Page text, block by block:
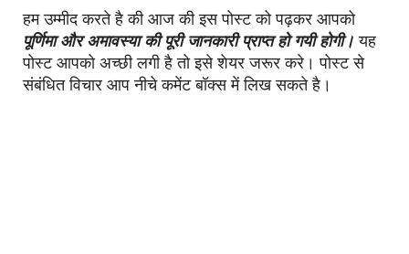
हम उम्मीद करते है की आज की इस पोस्ट को पढ़कर आपको
पूर्णिमा और अमावस्या की पूरी जानकारी प्राप्त हो गयी होगी। यह
पोस्ट आपको अच्छी लगी है तो इसे शेयर जरूर करे। पोस्ट से
संबंधित विचार आप नीचे कमेंट बॉक्स में लिख सकते है।